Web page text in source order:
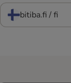
bitiba.fi / fi